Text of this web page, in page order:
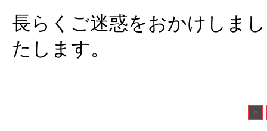
長らくご迷惑をおかけしま
たします。
«